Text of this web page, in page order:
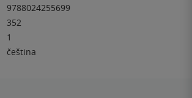
9788024255699
352
1
čeština